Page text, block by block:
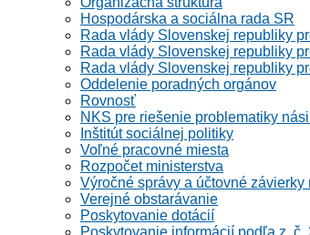
Hospodárska a sociálna rada SR
Rada vlády Slovenskej republiky
Rada vlády Slovenskej republiky
Rada vlády Slovenskej republiky
Oddelenie poradných orgánov
Rovnosť
NKS pre riešenie problematiky
Inštitút sociálnej politiky
Voľné pracovné miesta
Rozpočet ministerstva
Výročné správy a účtovné závierky
Verejné obstarávanie
Poskytovanie dotácií
Poskytovanie informácií podľa z. č.